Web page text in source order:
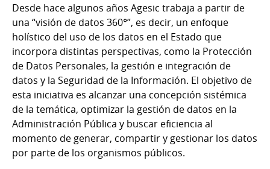
Desde hace algunos años Agesic trabaja a partir de
una “visión de datos 360°”, es decir, un enfoque
holístico del uso de los datos en el Estado que
incorpora distintas perspectivas, como la Protección
de Datos Personales, la gestión e integración de
datos y la Seguridad de la Información. El objetivo de
esta iniciativa es alcanzar una concepción sistémica
de la temática, optimizar la gestión de datos en la
Administración Pública y buscar eficiencia al
momento de generar, compartir y gestionar los datos
por parte de los organismos públicos.